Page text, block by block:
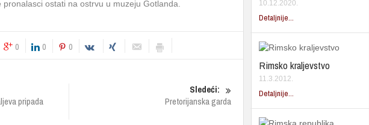
ostati na ostrvu u muzeju Gotlanda.
0 0 0
pripada
Sledeći:
Pretorijanska garda
10.12.2020.
Detaljnije...
Rimsko kraljevstvo
11.3.2012.
Detaljnije...